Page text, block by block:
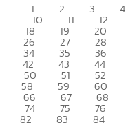
1 2 3 4
10 11 12
18 19 20
26 27 28
34 35 36
42 43 44
50 51 52
58 59 60
66 67 68
74 75 76
82 83 84